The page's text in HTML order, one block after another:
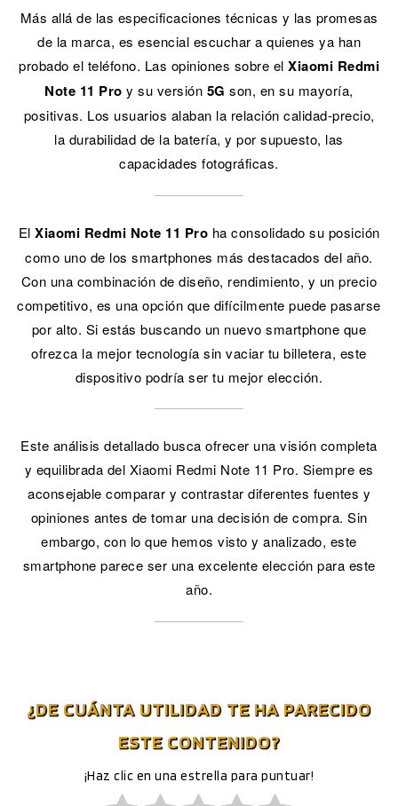
Más allá de las especificaciones técnicas y las promesas
de la marca, es esencial escuchar a quienes ya han
probado el teléfono. Las opiniones sobre el Xiaomi Redmi
Note 11 Pro y su versión 5G son, en su mayoría,
positivas. Los usuarios alaban la relación calidad-precio,
la durabilidad de la batería, y por supuesto, las
capacidades fotográficas.
El Xiaomi Redmi Note 11 Pro ha consolidado su posición
como uno de los smartphones más destacados del año.
Con una combinación de diseño, rendimiento, y un precio
competitivo, es una opción que difícilmente puede pasarse
por alto. Si estás buscando un nuevo smartphone que
ofrezca la mejor tecnología sin vaciar tu billetera, este
dispositivo podría ser tu mejor elección.
Este análisis detallado busca ofrecer una visión completa
y equilibrada del Xiaomi Redmi Note 11 Pro. Siempre es
aconsejable comparar y contrastar diferentes fuentes y
opiniones antes de tomar una decisión de compra. Sin
embargo, con lo que hemos visto y analizado, este
smartphone parece ser una excelente elección para este
año.
¿DE CUÁNTA UTILIDAD TE HA PARECIDO
ESTE CONTENIDO?
¡Haz clic en una estrella para puntuar!